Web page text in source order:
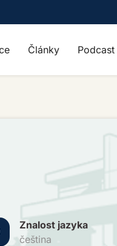
Články Podcast
Znalost jazyka
čeština